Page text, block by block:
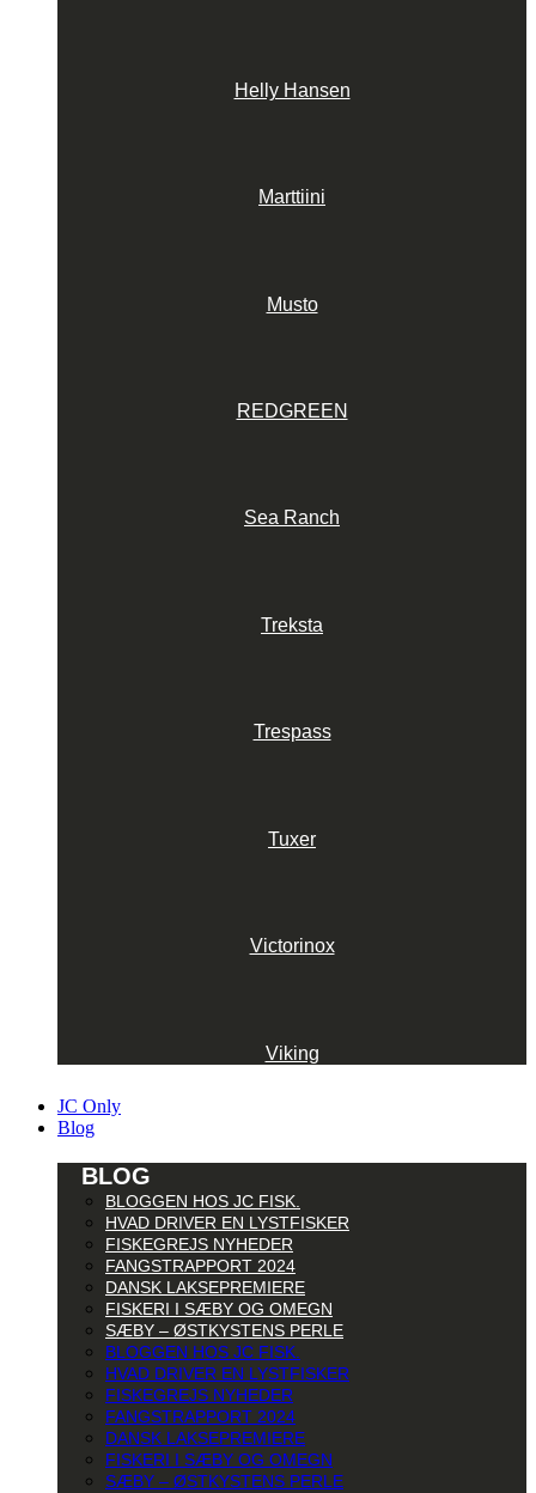
Helly Hansen
Marttiini
Musto
REDGREEN
Sea Ranch
Treksta
Trespass
Tuxer
Victorinox
Viking
JC Only
Blog
BLOG
BLOGGEN HOS JC FISK.
HVAD DRIVER EN LYSTFISKER
FISKEGREJS NYHEDER
FANGSTRAPPORT 2024
DANSK LAKSEPREMIERE
FISKERI I SÆBY OG OMEGN
SÆBY – ØSTKYSTENS PERLE
BLOGGEN HOS JC FISK.
HVAD DRIVER EN LYSTFISKER
FISKEGREJS NYHEDER
FANGSTRAPPORT 2024
DANSK LAKSEPREMIERE
FISKERI I SÆBY OG OMEGN
SÆBY – ØSTKYSTENS PERLE